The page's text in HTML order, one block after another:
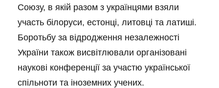
Союзу, в якій разом з українцями взяли
участь білоруси, естонці, литовці та латиші.
Боротьбу за відродження незалежності
України також висвітлювали організовані
наукові конференції за участю української
спільноти та іноземних учених.